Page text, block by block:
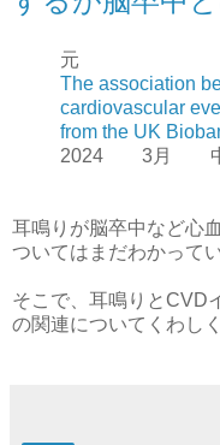
元
The association
cardiovascular
from the UK
2024 3月 中
耳鳴りが脳卒中など心
ついてはまだわかってい
そこで、耳鳴りとCVD
の関連についてくわし